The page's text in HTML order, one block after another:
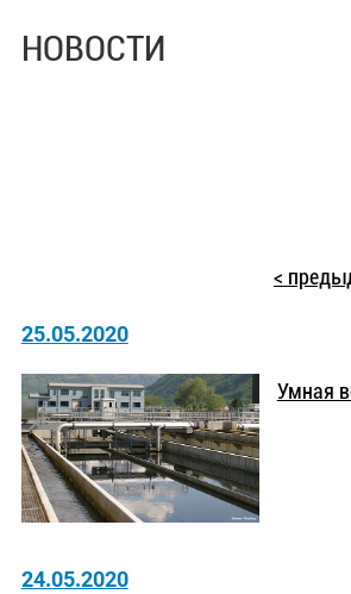
НОВОСТИ
<
25.05.2020
Умная
24.05.2020